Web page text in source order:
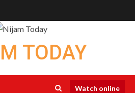
TODAY
Watch online